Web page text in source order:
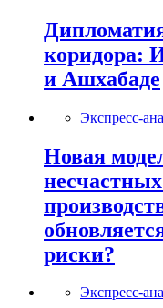
коридора:
и Ашхабаде
Экспресс-
Новая
риски?
Экспресс-